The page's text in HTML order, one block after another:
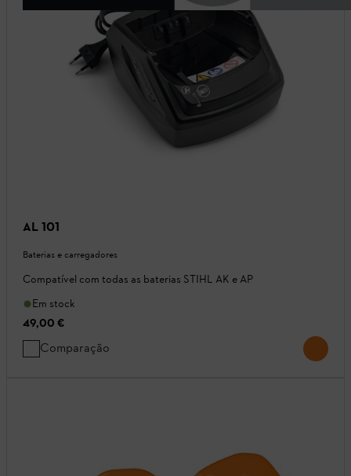
AL 101
Baterias e carregadores
Compatível com todas as baterias STIHL AK e AP
Em stock
49,00 €
Comparação